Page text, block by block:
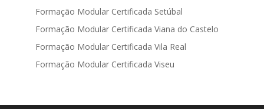
Formação Modular Certificada Setúbal
Formação Modular Certificada Viana do Castelo
Formação Modular Certificada Vila Real
Formação Modular Certificada Viseu